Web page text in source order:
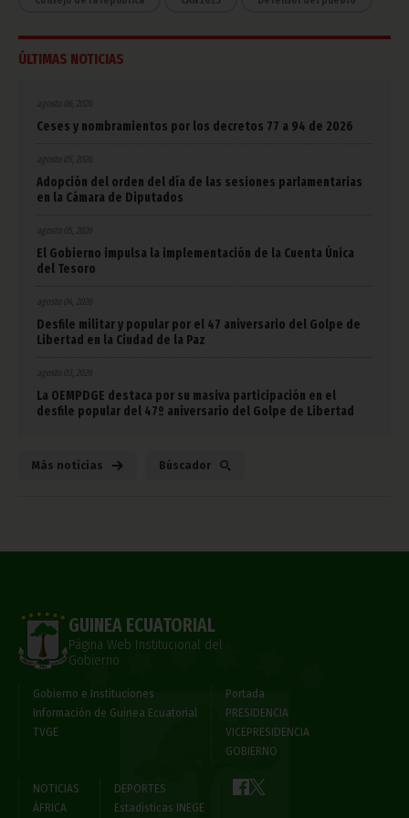
ÚLTIMAS NOTICIAS
agosto 06, 2026
Ceses y nombramientos por los decretos 77 a 94 de 2026
Adopción del orden del día de las sesiones parlamentarias
en la Cámara de Diputados
El Gobierno impulsa la implementación de la Cuenta Única
del Tesoro
agosto 04, 2026
Desfile militar y popular por el 47 aniversario del Golpe de
Libertad en la Ciudad de la Paz
La OEMPDGE destaca por su masiva participación en el
desfile popular del 47º aniversario del Golpe de Libertad
Más noticias Búscador
GUINEA ECUATORIAL
Página Web Institucional del
Gobierno
Gobierno e Instituciones
Información de Guinea Ecuatorial
TVGE
Portada
PRESIDENCIA
VICEPRESIDENCIA
GOBIERNO
NOTICIAS
ÁFRICA
DEPORTES
Estadísticas INEGE